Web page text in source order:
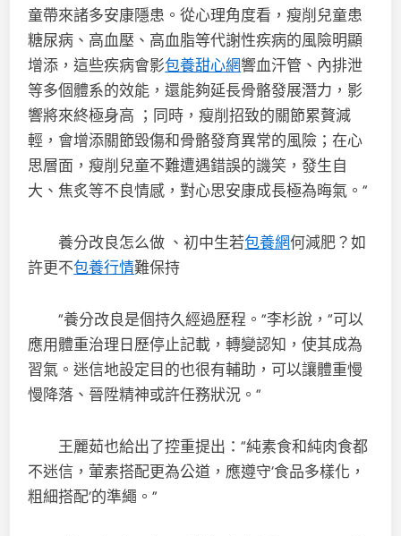
童帶來諸多安康隱患。從心理角度看，瘦削兒童患
糖尿病、高血壓、高血脂等代謝性疾病的風險明顯
增添，這些疾病會影包養甜心網響血汗管、內排泄
等多個體系的效能，還能夠延長骨骼發展潛力，影
響將來終極身高 ；同時，瘦削招致的關節累贅減
輕，會增添關節毀傷和骨骼發育異常的風險；在心
思層面，瘦削兒童不難遭遇錯誤的譏笑，發生自
大、焦炙等不良情感，對心思安康成長極為晦氣。”
養分改良怎么做 、初中生若包養網何減肥？如
許更不包養行情難保持
“養分改良是個持久經過歷程。”李杉說，“可以
應用體重治理日歷停止記載，轉變認知，使其成為
習氣。迷信地設定目的也很有輔助，可以讓體重慢
慢降落、晉陞精神或許任務狀況。”
王麗茹也給出了控重提出：“純素食和純肉食都
不迷信，葷素搭配更為公道，應遵守‘食品多樣化，
粗細搭配’的準繩。”